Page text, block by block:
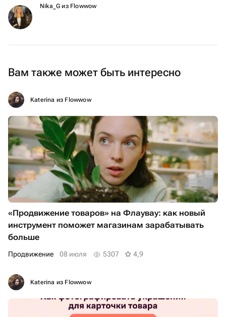
Nika_G из Flowwow
Вам также может быть интересно
Katerina из Flowwow
«Продвижение товаров» на Флаувау: как новый
инструмент поможет магазинам зарабатывать
больше
Продвижение 08 июля 5307 4,9
Katerina из Flowwow